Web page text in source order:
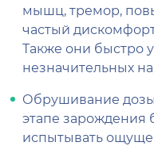
мышц, тремор,
частый
Также они быстро
незначительных
Обрушивание
этапе зарождения
испытывать